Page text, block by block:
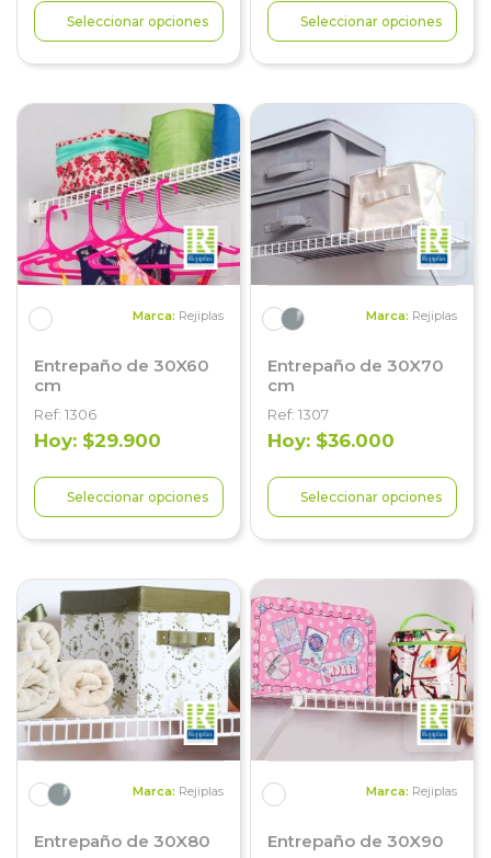
Seleccionar opciones Seleccionar opciones
Marca: Rejiplas
Entrepaño de 30X60
cm
Ref: 1306
Hoy: $29.900
Seleccionar opciones
Marca: Rejiplas
Entrepaño de 30X70
cm
Ref: 1307
Hoy: $36.000
Seleccionar opciones
Marca: Rejiplas
Entrepaño de 30X80
Marca: Rejiplas
Entrepaño de 30X90